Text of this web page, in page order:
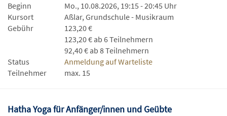
Beginn
Mo., 10.08.2026, 19:15 - 20:45 Uhr
Kursort
Aßlar, Grundschule - Musikraum
Gebühr
123,20 €
123,20 € ab 6 Teilnehmern
92,40 € ab 8 Teilnehmern
Status
Anmeldung auf Warteliste
Teilnehmer
max. 15
Hatha Yoga für Anfänger/innen und Geübte